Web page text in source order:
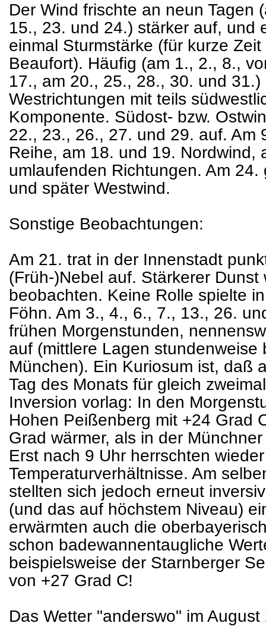
Der Wind frischte an neun Tagen
15., 23. und 24.) stärker auf, und
einmal Sturmstärke (für kurze
Beaufort). Häufig (am 1., 2., 8.,
17., am 20., 25., 28., 30. und
Westrichtungen mit teils
Komponente. Südost- bzw.
22., 23., 26., 27. und 29. auf. Am
Reihe, am 18. und 19. Nordwind,
umlaufenden Richtungen. Am
und später Westwind.
Sonstige Beobachtungen:
Am 21. trat in der Innenstadt
(Früh-)Nebel auf. Stärkerer
beobachten. Keine Rolle spielte
Föhn. Am 3., 4., 6., 7., 13., 26.
frühen Morgenstunden,
auf (mittlere Lagen stundenweise
München). Ein Kuriosum ist, daß
Tag des Monats für gleich
Inversion vorlag: In den
Hohen Peißenberg mit +24 Grad
Grad wärmer, als in der
Erst nach 9 Uhr herrschten
Temperaturverhältnisse. Am
stellten sich jedoch erneut
(und das auf höchstem Niveau)
erwärmten auch die
schon badewannentaugliche
beispielsweise der Starnberger
von +27 Grad C!
Das Wetter "anderswo" im August